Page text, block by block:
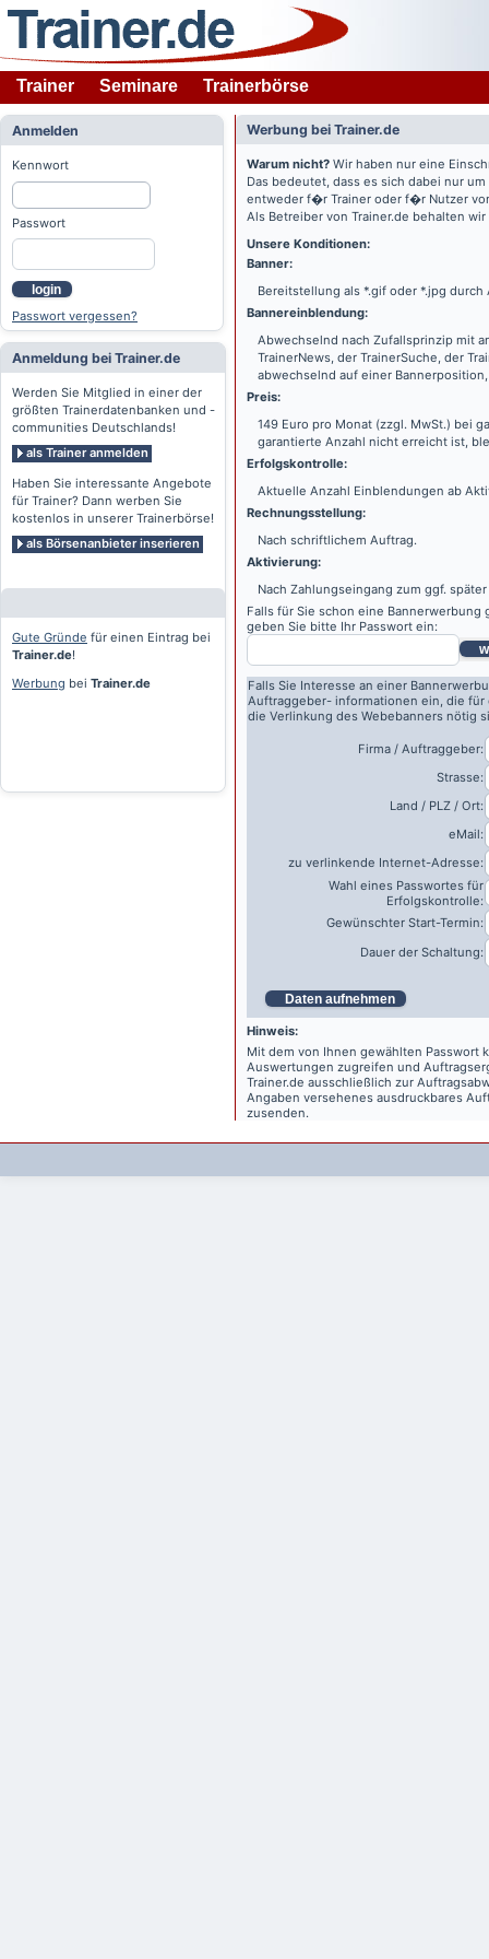
Trainer Seminare Trainerbörse
Anmelden
Kennwort
Passwort
login
Passwort vergessen?
Anmeldung bei Trainer.de
Werden Sie Mitglied in einer der
größten Trainerdatenbanken und -
communities Deutschlands!
als Trainer anmelden
Haben Sie interessante Angebote
für Trainer? Dann werben Sie
kostenlos in unserer Trainerbörse!
als Börsenanbieter inserieren
Gute Gründe für einen Eintrag bei
Trainer.de!
Werbung bei Trainer.de
Werbung bei Trainer.de
Warum nicht? Wir haben nur eine
Das bedeutet, dass es sich dabei nur
entweder f�r Trainer oder f�r Nutzer
Als Betreiber von Trainer.de behalten
Unsere Konditionen:
Banner:
Bereitstellung als *.gif oder *.jpg durch
Bannereinblendung:
Abwechselnd nach Zufallsprinzip mit
TrainerNews, der TrainerSuche, der
abwechselnd auf einer
Preis:
149 Euro pro Monat (zzgl. MwSt.) bei
garantierte Anzahl nicht erreicht ist,
Erfolgskontrolle:
Aktuelle Anzahl Einblendungen ab
Rechnungsstellung:
Nach schriftlichem Auftrag.
Aktivierung:
Nach Zahlungseingang zum ggf.
Falls für Sie schon eine Bannerwerbung
geben Sie bitte Ihr Passwort ein:
Falls Sie Interesse an einer
Auftraggeber- informationen ein, die
die Verlinkung des Webebanners nötig
Firma / Auftraggeber:
Strasse:
Land / PLZ / Ort:
eMail:
zu verlinkende Internet-Adresse:
Wahl eines Passwortes für
Erfolgskontrolle:
Gewünschter Start-Termin:
Dauer der Schaltung:
Daten aufnehmen
Hinweis:
Mit dem von Ihnen gewählten Passwort
Auswertungen zugreifen und
Trainer.de ausschließlich zur
Angaben versehenes ausdruckbares
zusenden.